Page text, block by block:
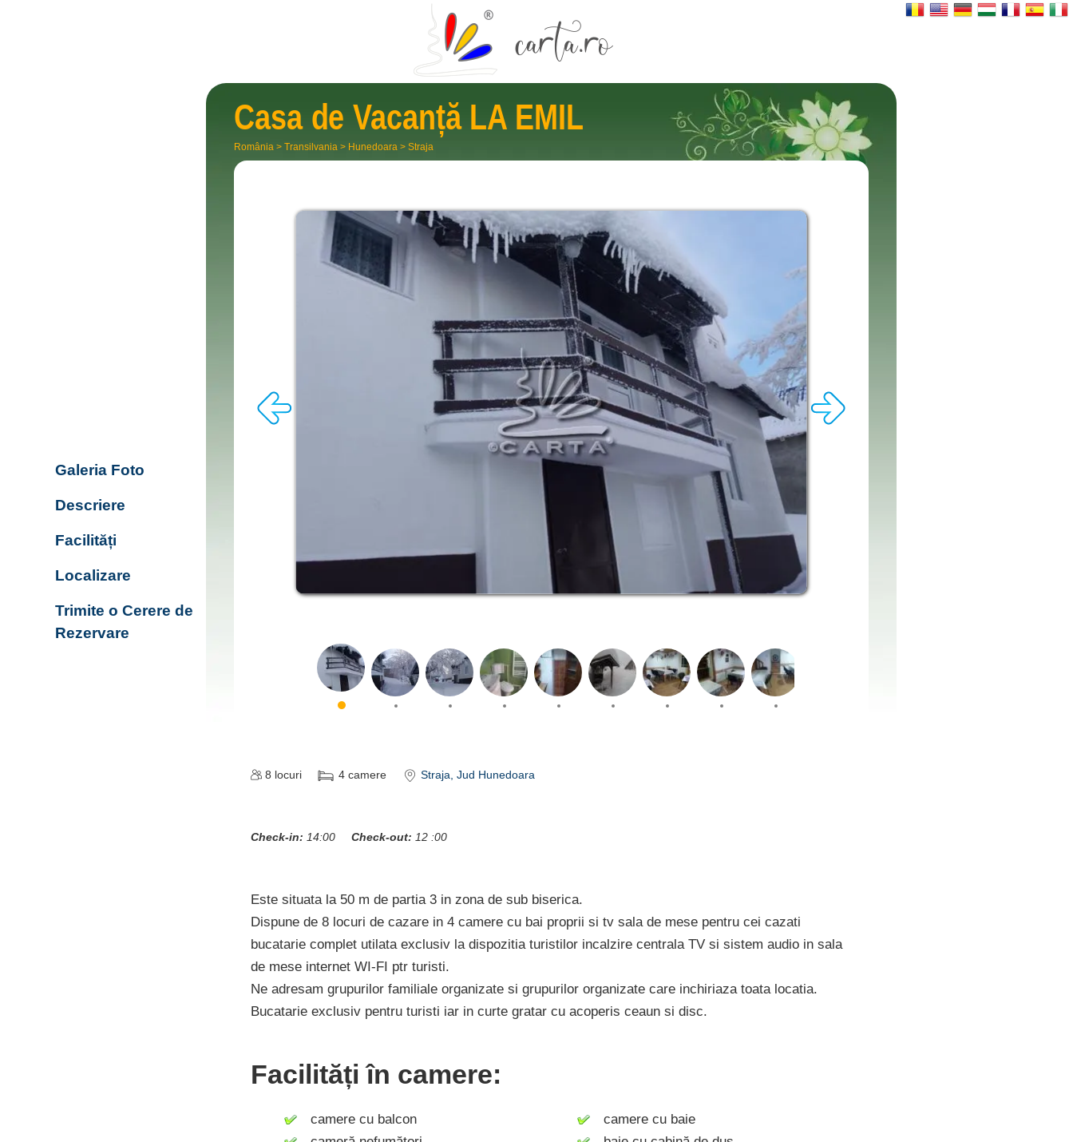
Casa de Vacanță LA EMIL
România > Transilvania > Hunedoara > Straja
8 locuri 4 camere Straja, Jud Hunedoara
Check-in: 14:00 Check-out: 12 :00
Este situata la 50 m de partia 3 in zona de sub biserica.
Dispune de 8 locuri de cazare in 4 camere cu bai proprii si tv sala de mese pentru cei cazati
bucatarie complet utilata exclusiv la dispozitia turistilor incalzire centrala TV si sistem audio in sala
de mese internet WI-FI ptr turisti.
Ne adresam grupurilor familiale organizate si grupurilor organizate care inchiriaza toata locatia.
Bucatarie exclusiv pentru turisti iar in curte gratar cu acoperis ceaun si disc.
Facilități în camere:
camere cu balcon
camere cu baie
Galeria Foto
Descriere
Facilități
Localizare
Trimite o Cerere de
Rezervare